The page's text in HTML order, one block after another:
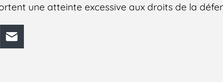
une atteinte excessive aux droits de la